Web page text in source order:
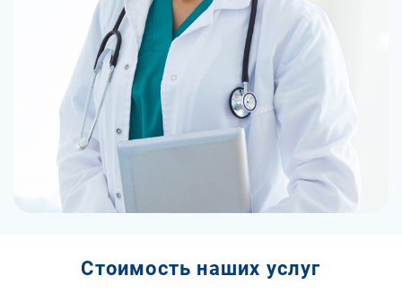
Стоимость наших услуг